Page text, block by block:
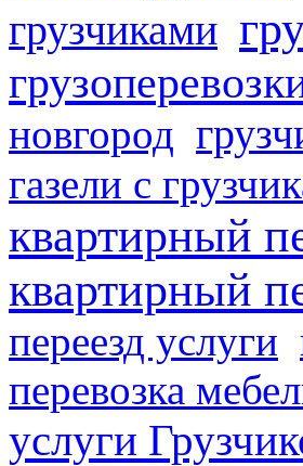
грузчиками
новгород
газели с
квартирный
квартирный
переезд услуги
перевозка
услуги